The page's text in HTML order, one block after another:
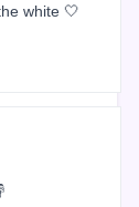
white 🤍